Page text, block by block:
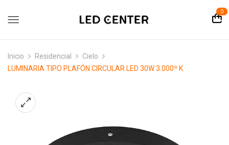
0
Inicio Residencial
Cielo
LUMINARIA TIPO PLAFÓN CIRCULAR LED 30W 3.000º K